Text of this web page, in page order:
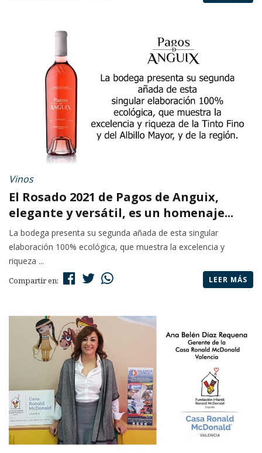
Vinos
El Rosado 2021 de Pagos de Anguix,
elegante y versátil, es un homenaje...
La bodega presenta su segunda añada de esta singular
elaboración 100% ecológica, que muestra la excelencia y
riqueza ...
Compartir en: LEER MÁS